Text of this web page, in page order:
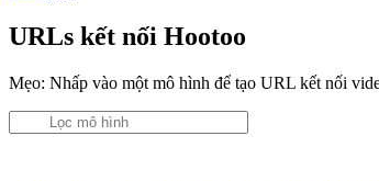
URLs kết nối Hootoo
Mẹo: Nhấp vào một mô hình để tạo URL kết nối